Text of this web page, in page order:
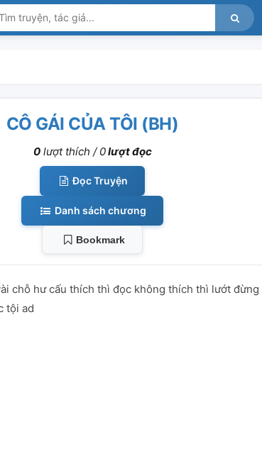
CÔ GÁI CỦA TÔI (BH)
0lượt thích / 0lượt đọc
Đọc Truyện
Danh sách chương
Bookmark
chỗ hư cấu thích thì đọc không thích thì lướt đừng
tội ad